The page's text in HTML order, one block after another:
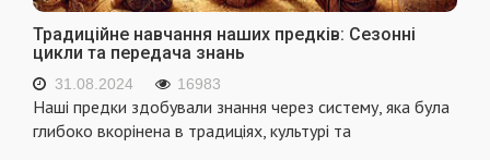
Традиційне навчання наших предків: Сезонні
цикли та передача знань
31.08.2024 16983
Наші предки здобували знання через систему, яка була
глибоко вкорінена в традиціях, культурі та